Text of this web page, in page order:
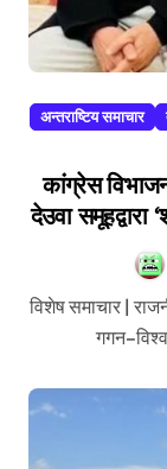
अन्तराष्टिय समाचार
कांग्रेस
देउवा
विशेष समाचार | राजनीति र पार्टी समीकरण कांग्रेस विभाजनको सङ्घारमा: